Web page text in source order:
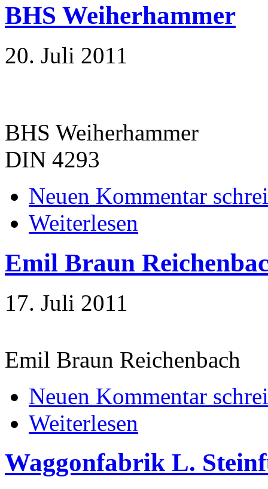
BHS Weiherhammer
20. Juli 2011
BHS Weiherhammer
DIN 4293
Neuen Kommentar
Weiterlesen
Emil Braun
17. Juli 2011
Emil Braun Reichenbach
Neuen Kommentar
Weiterlesen
Waggonfabrik L.